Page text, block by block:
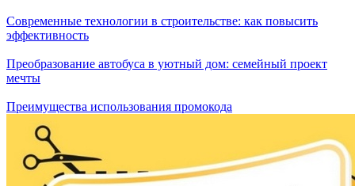
Современные технологии в строительстве: как повысить
эффективность
Преобразование автобуса в уютный дом: семейный проект
мечты
Преимущества использования промокода